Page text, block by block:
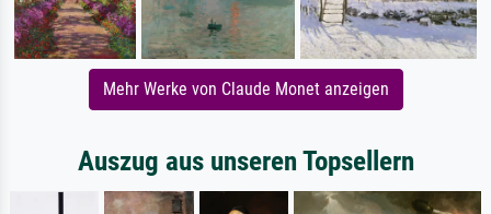
Mehr Werke von Claude Monet anzeigen
Auszug aus unseren Topsellern